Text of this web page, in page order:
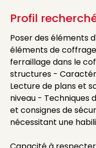
Profil
Poser des éléments
éléments de
ferraillage dans le
structures -
Lecture de plans et
niveau - Techniques
et consignes de
nécessitant une